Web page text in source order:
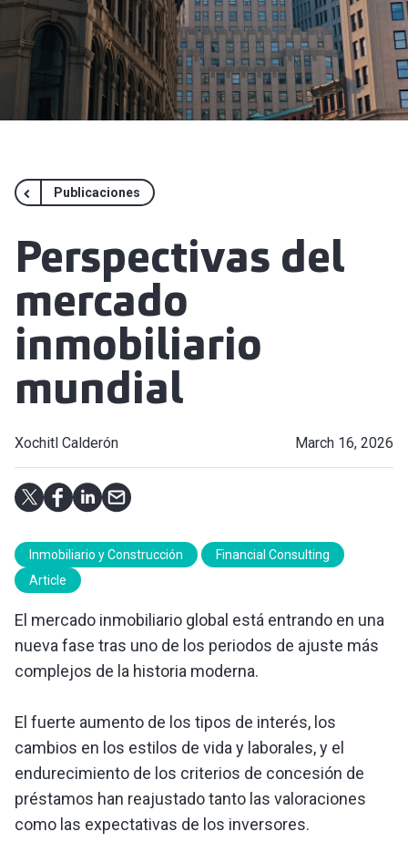
Publicaciones
Perspectivas del
mercado
inmobiliario
mundial
Xochitl Calderón March 16, 2026
Inmobiliario y Construcción
Financial Consulting
Article
El mercado inmobiliario global está entrando en una
nueva fase tras uno de los periodos de ajuste más
complejos de la historia moderna.
El fuerte aumento de los tipos de interés, los
cambios en los estilos de vida y laborales, y el
endurecimiento de los criterios de concesión de
préstamos han reajustado tanto las valoraciones
como las expectativas de los inversores.